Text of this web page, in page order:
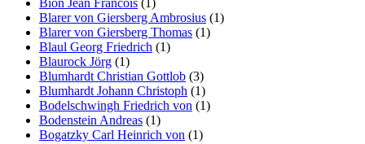
Bion Jean Francois (1)
Blarer von Giersberg Ambrosius (1)
Blarer von Giersberg Thomas (1)
Blaul Georg Friedrich (1)
Blaurock Jörg (1)
Blumhardt Christian Gottlob (3)
Blumhardt Johann Christoph (1)
Bodelschwingh Friedrich von (1)
Bodenstein Andreas (1)
Bogatzky Carl Heinrich von (1)